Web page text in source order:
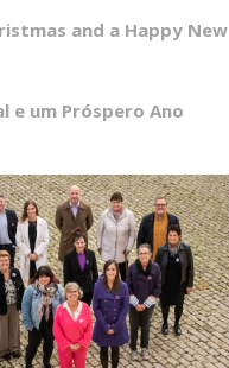
and a Happy New
e um Próspero Ano